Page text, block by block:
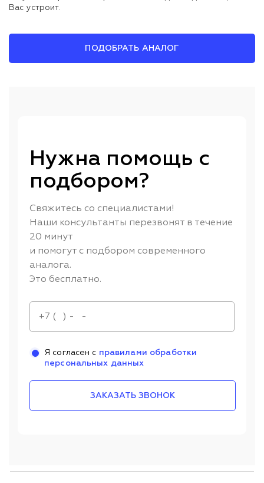
Вас устроит.
ПОДОБРАТЬ АНАЛОГ
Нужна помощь с
подбором?
Свяжитесь со специалистами!
Наши консультанты перезвонят в течение
20 минут
и помогут с подбором современного
аналога.
Это бесплатно.
Я согласен с правилами обработки
персональных данных
ЗАКАЗАТЬ ЗВОНОК